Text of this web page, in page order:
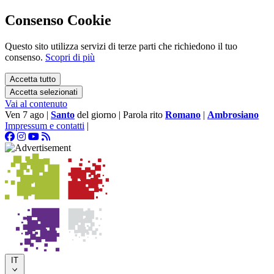
Consenso Cookie
Questo sito utilizza servizi di terze parti che richiedono il tuo
consenso. Scopri di più
Accetta tutto
Accetta selezionati
Vai al contenuto
Ven 7 ago | Santo del giorno | Parola rito Romano | Ambrosiano
Impressum e contatti |
IT